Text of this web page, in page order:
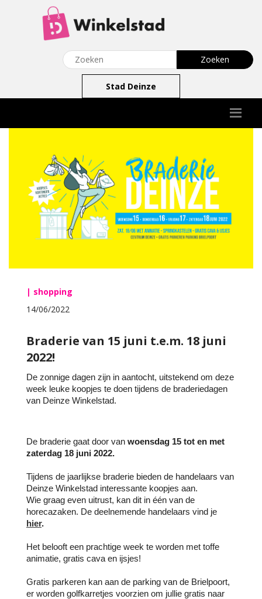
Stad Deinze
| shopping
14/06/2022
Braderie van 15 juni t.e.m. 18 juni
2022!
De zonnige dagen zijn in aantocht, uitstekend om deze
week leuke koopjes te doen tijdens de braderiedagen
van Deinze Winkelstad.
De braderie gaat door van woensdag 15 tot en met
zaterdag 18 juni 2022.
Tijdens de jaarlijkse braderie bieden de handelaars van
Deinze Winkelstad interessante koopjes aan.
Wie graag even uitrust, kan dit in één van de
hier.
Het belooft een prachtige week te worden met toffe
animatie, gratis cava en ijsjes!
Gratis parkeren kan aan de parking van de Brielpoort,
er worden golfkarretjes voorzien om jullie gratis naar